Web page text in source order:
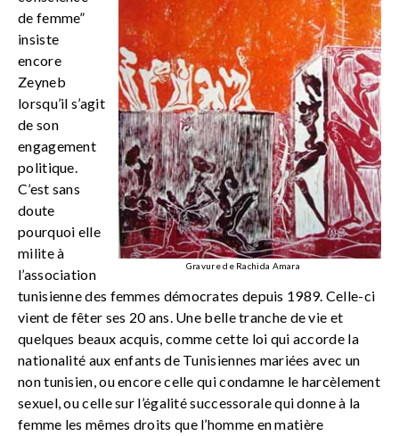
Gravure de Rachida Amara
de femme”
insiste
encore
Zeyneb
lorsqu’il s’agit
de son
engagement
politique.
C’est sans
doute
pourquoi elle
milite à
l’association
tunisienne des femmes démocrates depuis 1989. Celle-ci
vient de fêter ses 20 ans. Une belle tranche de vie et
quelques beaux acquis, comme cette loi qui accorde la
nationalité aux enfants de Tunisiennes mariées avec un
non tunisien, ou encore celle qui condamne le harcèlement
sexuel, ou celle sur l’égalité successorale qui donne à la
femme les mêmes droits que l’homme en matière